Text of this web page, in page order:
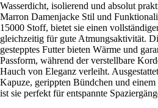
Wasserdicht, isolierend und absolut
Marron Damenjacke Stil und
15000 Stoff, bietet sie einen
gleichzeitig für gute Atmungsaktivität.
gestepptes Futter bieten Wärme und
Passform, während der verstellbare
Hauch von Eleganz verleiht.
Kapuze, gerippten Bündchen und
ist sie perfekt für entspannte